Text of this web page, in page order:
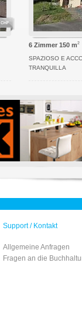
CHF
6 Zimmer 150 m2
SPAZIOSO E
TRANQUILLA
Support / Kontakt
Allgemeine Anfragen
Fragen an die